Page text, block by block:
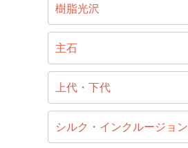
樹脂光沢
主石
上代・下代
シルク・インクルージョン